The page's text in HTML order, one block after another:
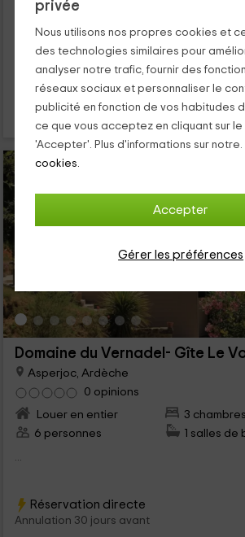
privée
Nous utilisons nos propres cookies et
des technologies similaires pour
analyser notre trafic, fournir des
réseaux sociaux et personnaliser le
publicité en fonction de vos habitudes
ce que vous acceptez en cliquant sur le
'Accepter'. Plus d'informations sur notre.
cookies.
Accepter
Gérer les préférences
Réservation directe
Annulation 30 jours avant
VOIR L’OFFRE
Domaine du Vernadel- Gîte Le
Asperjoc, Ardèche
0 opinions
Louer en entier
3 chambres
6 personnes
1 salles de
...
Réservation directe
Annulation 30 jours avant